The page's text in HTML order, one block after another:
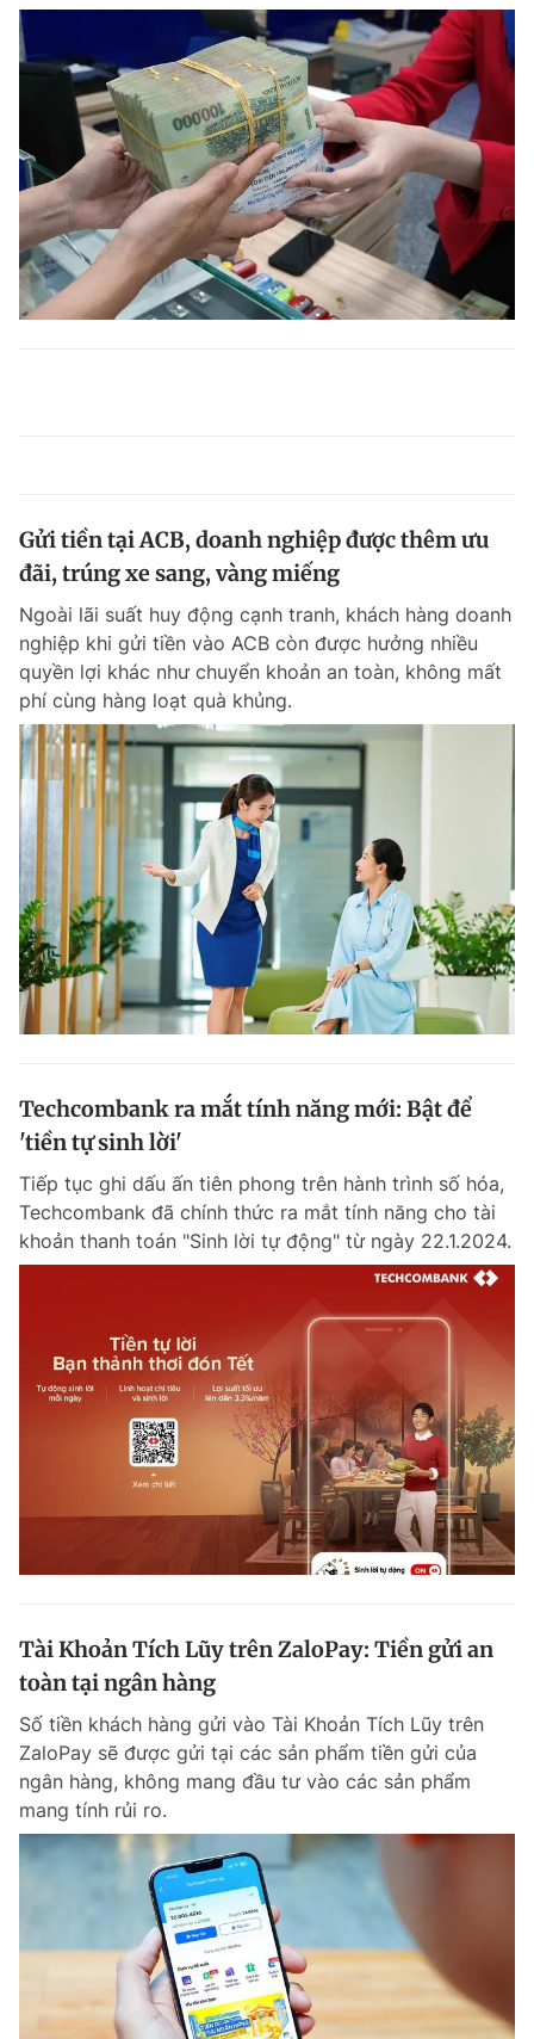
Gửi tiền tại ACB, doanh nghiệp được thêm ưu
đãi, trúng xe sang, vàng miếng
Ngoài lãi suất huy động cạnh tranh, khách hàng doanh
nghiệp khi gửi tiền vào ACB còn được hưởng nhiều
quyền lợi khác như chuyển khoản an toàn, không mất
phí cùng hàng loạt quà khủng.
Techcombank ra mắt tính năng mới: Bật để
'tiền tự sinh lời'
Tiếp tục ghi dấu ấn tiên phong trên hành trình số hóa,
Techcombank đã chính thức ra mắt tính năng cho tài
khoản thanh toán "Sinh lời tự động" từ ngày 22.1.2024.
Tài Khoản Tích Lũy trên ZaloPay: Tiền gửi an
toàn tại ngân hàng
Số tiền khách hàng gửi vào Tài Khoản Tích Lũy trên
ZaloPay sẽ được gửi tại các sản phẩm tiền gửi của
ngân hàng, không mang đầu tư vào các sản phẩm
mang tính rủi ro.